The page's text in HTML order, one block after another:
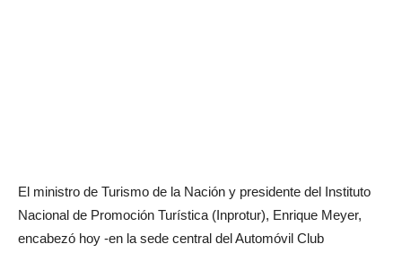
El ministro de Turismo de la Nación y presidente del Instituto
Nacional de Promoción Turística (Inprotur), Enrique Meyer,
encabezó hoy -en la sede central del Automóvil Club